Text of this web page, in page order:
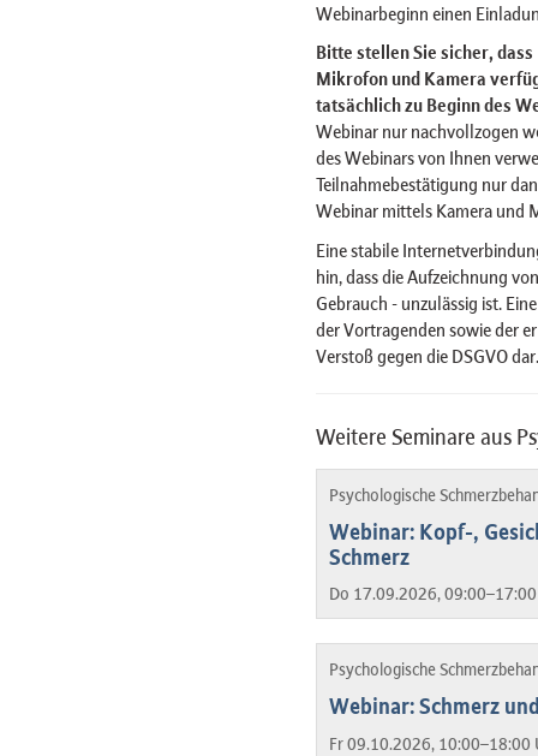
Webinarbeginn einen
Bitte stellen Sie sicher,
Mikrofon und Kamera
tatsächlich zu Beginn des
Webinar nur nachvollzogen
des Webinars von Ihnen
Teilnahmebestätigung nur
Webinar mittels Kamera und
Eine stabile
hin, dass die Aufzeichnung
Gebrauch - unzulässig ist.
der Vortragenden sowie der
Verstoß gegen die DSGVO dar.
Weitere Seminare aus
Psychologische
Webinar: Kopf-,
Schmerz
Do 17.09.2026,
Psychologische
Webinar: Schmerz
Fr 09.10.2026, 10:00–18:00